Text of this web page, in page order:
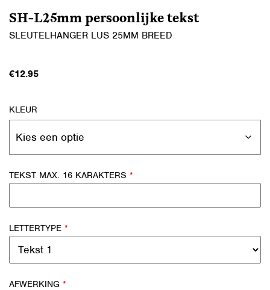
SH-L25mm persoonlijke tekst
SLEUTELHANGER LUS 25MM BREED
€12.95
KLEUR
TEKST MAX. 16 KARAKTERS *
LETTERTYPE *
AFWERKING *